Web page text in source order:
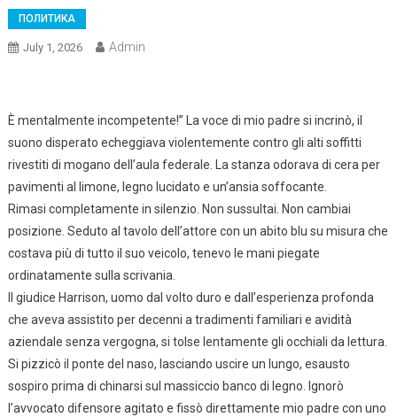
ПОЛИТИКА
July 1, 2026 Admin
È mentalmente incompetente!” La voce di mio padre si incrinò, il
suono disperato echeggiava violentemente contro gli alti soffitti
rivestiti di mogano dell’aula federale. La stanza odorava di cera per
pavimenti al limone, legno lucidato e un’ansia soffocante.
Rimasi completamente in silenzio. Non sussultai. Non cambiai
posizione. Seduto al tavolo dell’attore con un abito blu su misura che
costava più di tutto il suo veicolo, tenevo le mani piegate
ordinatamente sulla scrivania.
Il giudice Harrison, uomo dal volto duro e dall’esperienza profonda
che aveva assistito per decenni a tradimenti familiari e avidità
aziendale senza vergogna, si tolse lentamente gli occhiali da lettura.
Si pizzicò il ponte del naso, lasciando uscire un lungo, esausto
sospiro prima di chinarsi sul massiccio banco di legno. Ignorò
l’avvocato difensore agitato e fissò direttamente mio padre con uno